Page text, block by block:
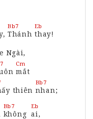
Bb7
Thánh
Eb
thay!
Ngài,
Cm
mắt
thiên
Bb7
nhan;
Bb7
không
Eb
ai,